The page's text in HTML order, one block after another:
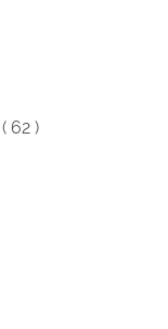
( 62 )